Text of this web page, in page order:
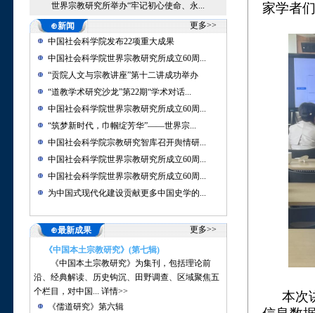
世界宗教研究所举办“牢记初心使命、永...
⊕新闻
更多>>
中国社会科学院发布22项重大成果
中国社会科学院世界宗教研究所成立60周...
“贡院人文与宗教讲座”第十二讲成功举办
“道教学术研究沙龙”第22期“学术对话...
中国社会科学院世界宗教研究所成立60周...
“筑梦新时代，巾帼绽芳华”——世界宗...
中国社会科学院宗教研究智库召开舆情研...
中国社会科学院世界宗教研究所成立60周...
中国社会科学院世界宗教研究所成立60周...
为中国式现代化建设贡献更多中国史学的...
⊕最新成果 更多>>
《中国本土宗教研究》(第七辑)
《中国本土宗教研究》为集刊，包括理论前
沿、经典解读、历史钩沉、田野调查、区域聚焦五
个栏目，对中国... 详情>>
《儒道研究》第六辑
家学者
本次